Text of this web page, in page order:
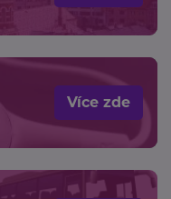
Více zde